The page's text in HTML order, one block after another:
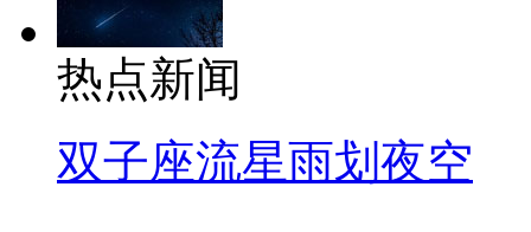
热点新闻
双子座流星雨划夜空